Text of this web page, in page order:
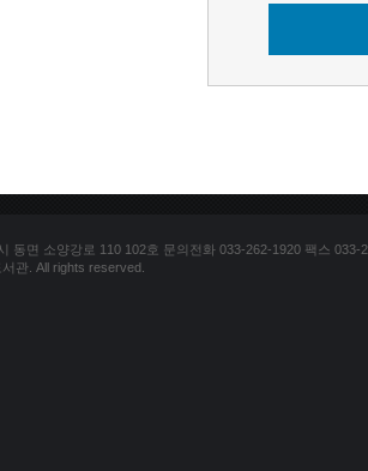
동면 소양강로 110 102호 문의전화 033-262-1920 팩스 033-
관. All rights reserved.